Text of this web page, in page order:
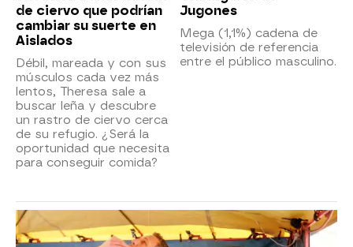
de ciervo que podrían
cambiar su suerte en
Aislados
Débil, mareada y con sus
músculos cada vez más
lentos, Theresa sale a
buscar leña y descubre
un rastro de ciervo cerca
de su refugio. ¿Será la
oportunidad que necesita
para conseguir comida?
Jugones
Mega (1,1%) cadena de
televisión de referencia
entre el público masculino.